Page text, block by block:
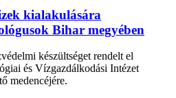
kialakulására
Bihar megyében
készültséget rendelt el
és Vízgazdálkodási Intézet
medencéjére.